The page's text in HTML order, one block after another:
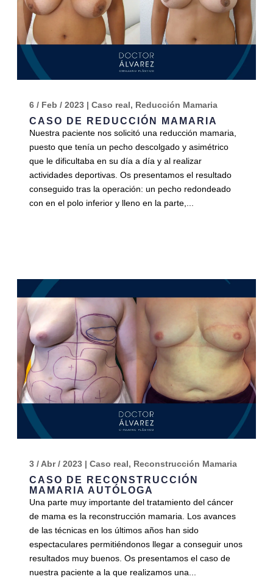
CASO DE REDUCCIÓN MAMARIA
6 / Feb / 2023| Caso real, Reducción Mamaria
Nuestra paciente nos solicitó una reducción mamaria,
puesto que tenía un pecho descolgado y asimétrico
que le dificultaba en su día a día y al realizar
actividades deportivas. Os presentamos el resultado
conseguido tras la operación: un pecho redondeado
con en el polo inferior y lleno en la parte,...
CASO DE RECONSTRUCCIÓN
MAMARIA AUTÓLOGA
3 / Abr / 2023| Caso real, Reconstrucción Mamaria
Una parte muy importante del tratamiento del cáncer
de mama es la reconstrucción mamaria. Los avances
de las técnicas en los últimos años han sido
espectaculares permitiéndonos llegar a conseguir unos
resultados muy buenos. Os presentamos el caso de
nuestra paciente a la que realizamos una...